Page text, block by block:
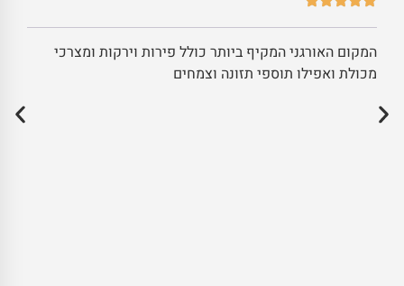
המקום האורגני המקיף ביותר כולל פירות וירקות ומצרכי
מכולת ואפילו תוספי תזונה וצמחים